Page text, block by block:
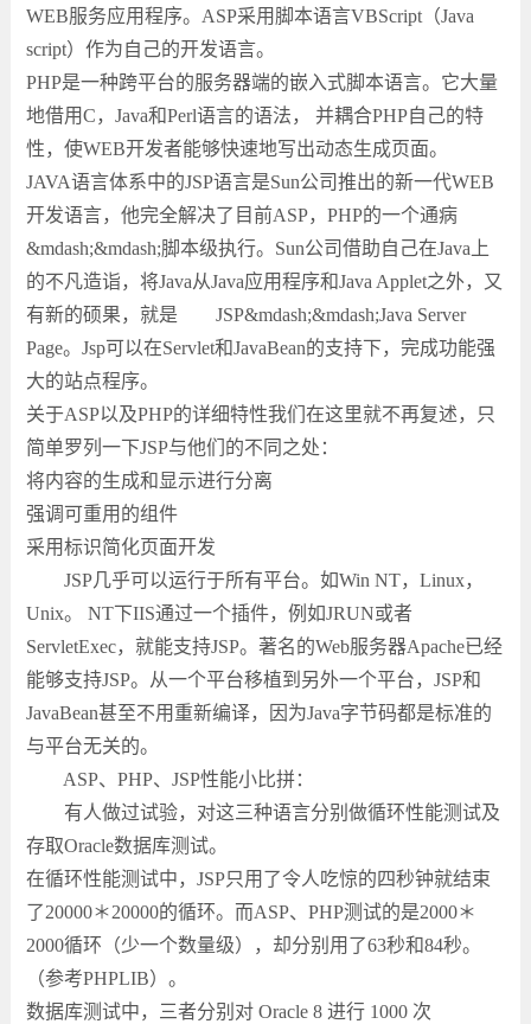
WEB服务应用程序。ASP采用脚本语言VBScript（Java
script）作为自己的开发语言。
PHP是一种跨平台的服务器端的嵌入式脚本语言。它大量
地借用C，Java和Perl语言的语法， 并耦合PHP自己的特
性，使WEB开发者能够快速地写出动态生成页面。
JAVA语言体系中的JSP语言是Sun公司推出的新一代WEB
开发语言，他完全解决了目前ASP，PHP的一个通病
&mdash;&mdash;脚本级执行。Sun公司借助自己在Java上
的不凡造诣，将Java从Java应用程序和Java Applet之外，又
有新的硕果，就是 JSP&mdash;&mdash;Java Server
Page。Jsp可以在Servlet和JavaBean的支持下，完成功能强
大的站点程序。
关于ASP以及PHP的详细特性我们在这里就不再复述，只
简单罗列一下JSP与他们的不同之处：
将内容的生成和显示进行分离
强调可重用的组件
采用标识简化页面开发
JSP几乎可以运行于所有平台。如Win NT，Linux，
Unix。 NT下IIS通过一个插件，例如JRUN或者
ServletExec，就能支持JSP。著名的Web服务器Apache已经
能够支持JSP。从一个平台移植到另外一个平台，JSP和
JavaBean甚至不用重新编译，因为Java字节码都是标准的
与平台无关的。
ASP、PHP、JSP性能小比拼：
有人做过试验，对这三种语言分别做循环性能测试及
存取Oracle数据库测试。
在循环性能测试中，JSP只用了令人吃惊的四秒钟就结束
了20000＊20000的循环。而ASP、PHP测试的是2000＊
2000循环（少一个数量级），却分别用了63秒和84秒。
（参考PHPLIB）。
数据库测试中，三者分别对 Oracle 8 进行 1000 次